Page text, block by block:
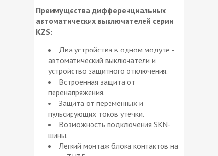
Преимущества дифференциальных
автоматических выключателей серии
KZS:
Два устройства в одном модуле -
автоматический выключатели и
устройство защитного отключения.
Встроенная защита от
перенапряжения.
Защита от переменных и
пульсирующих токов утечки.
Возможность подключения SKN-
шины.
Легкий монтаж блока контактов на